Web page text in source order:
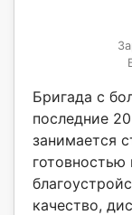
Бригада с
последние
занимается
готовностью
качество,